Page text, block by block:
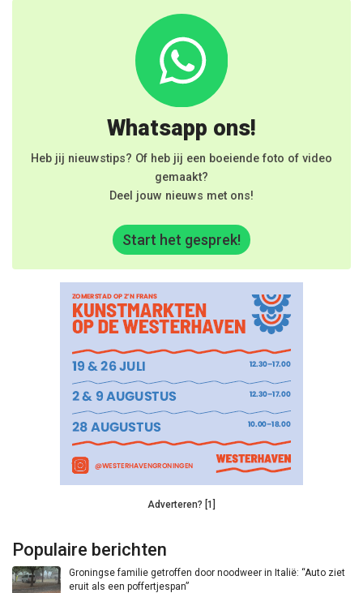
Whatsapp ons!
Heb jij nieuwstips? Of heb jij een boeiende foto of video
gemaakt?
Deel jouw nieuws met ons!
Start het gesprek!
Adverteren? [1]
Populaire berichten
Groningse familie getroffen door noodweer in Italië: “Auto ziet
eruit als een poffertjespan”